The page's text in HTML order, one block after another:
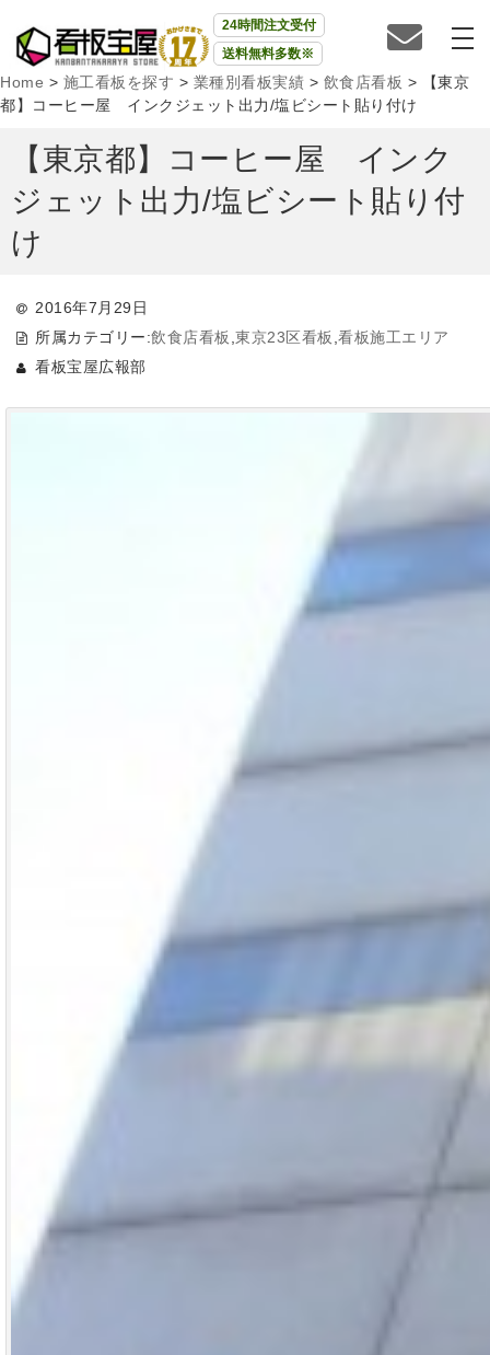
24時間注文受付
送料無料多数※
Home > 施工看板を探す > 業種別看板実績 > 飲食店看板 >
【東京
都】コーヒー屋 インクジェット出力/塩ビシート貼り付け
【東京都】コーヒー屋 インク
ジェット出力/塩ビシート貼り付
け
2016年7月29日
所属カテゴリー:飲食店看板 ,東京23区看板 ,看板施工エリア
看板宝屋広報部